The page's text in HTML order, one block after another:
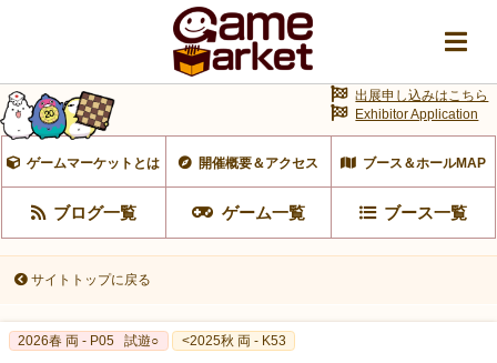
ゲームマーケットとは 開催概要＆アクセス ブース＆ホールMAP
ブログ一覧 ゲーム一覧 ブース一覧
出展申し込みはこちら
Exhibitor Application
サイトトップに戻る
2026春 両 - P05 試遊○ <2025秋 両 - K53